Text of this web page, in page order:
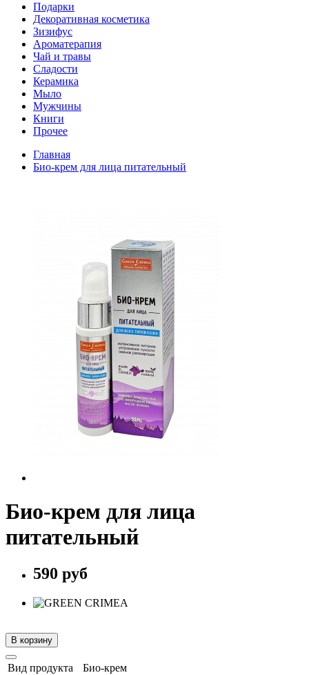
Подарки
Декоративная косметика
Зизифус
Ароматерапия
Чай и травы
Сладости
Керамика
Мыло
Мужчины
Книги
Прочее
Главная
Био-крем для лица питательный
Био-крем для лица
питательный
590 руб
В корзину
Вид продукта
Био-крем